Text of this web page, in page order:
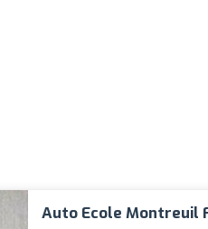
Auto Ecole Montreuil